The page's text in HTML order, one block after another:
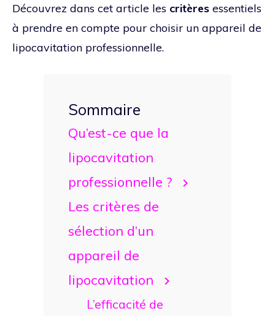
Découvrez dans cet article les critères essentiels
à prendre en compte pour choisir un appareil de
lipocavitation professionnelle.
Sommaire
Qu’est-ce que la
lipocavitation
professionnelle ?
Les critères de
sélection d’un
appareil de
lipocavitation
L’efficacité de